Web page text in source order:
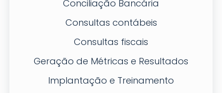
Conciliação Bancária
Consultas contábeis
Consultas fiscais
Geração de Métricas e Resultados
Implantação e Treinamento